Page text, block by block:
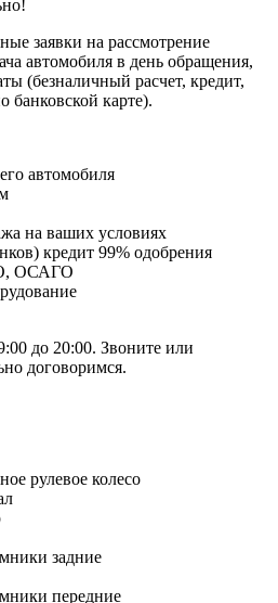
заявки на рассмотрение
автомобиля в день обращения,
(безналичный расчет, кредит,
банковской карте).
автомобиля
на ваших условиях
кредит 99% одобрения
ОСАГО
до 20:00. Звоните или
договоримся.
рулевое колесо
задние
передние